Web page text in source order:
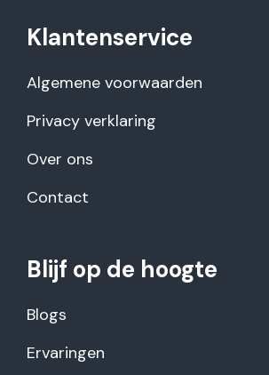
Klantenservice
Algemene voorwaarden
Privacy verklaring
Over ons
Contact
Blijf op de hoogte
Blogs
Ervaringen